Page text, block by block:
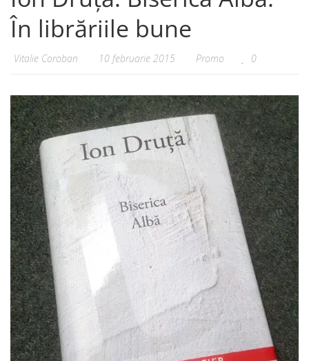
În librăriile bune
Vitalie Coroban 10 februarie 2015 Promo 0